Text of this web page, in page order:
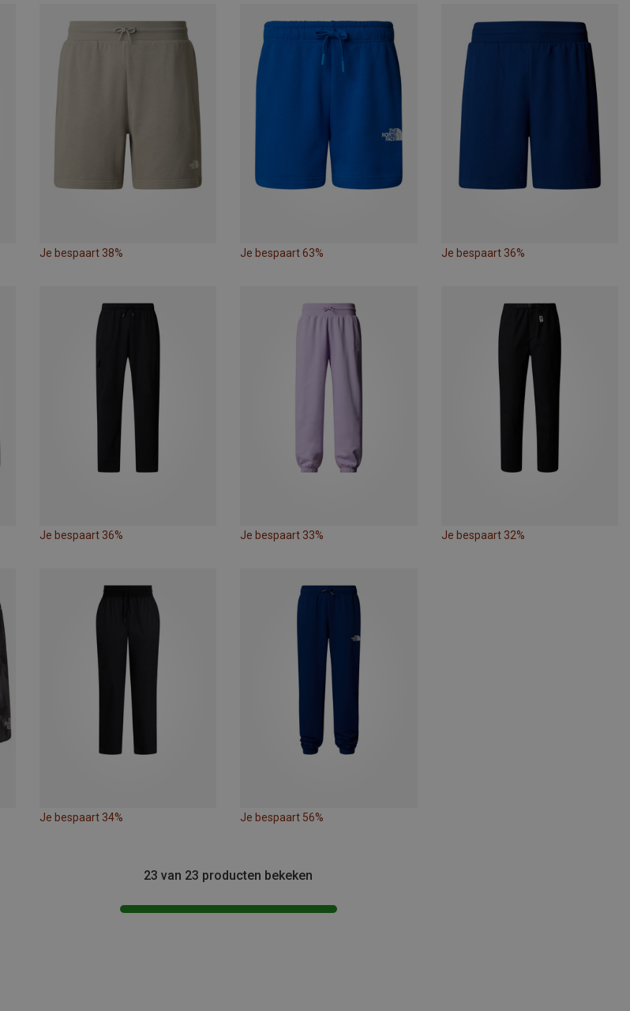
Je bespaart 38% Je bespaart 63% Je bespaart 36%
Je bespaart 36% Je bespaart 33% Je bespaart 32%
Je bespaart 34% Je bespaart 56%
23 van 23 producten bekeken